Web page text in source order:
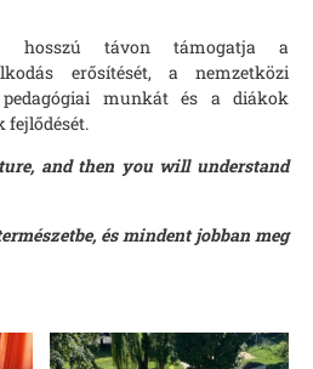
hosszú távon támogatja a
erősítését, a nemzetközi
munkát és a diákok
fejlődését.
and then you will understand
és mindent jobban meg